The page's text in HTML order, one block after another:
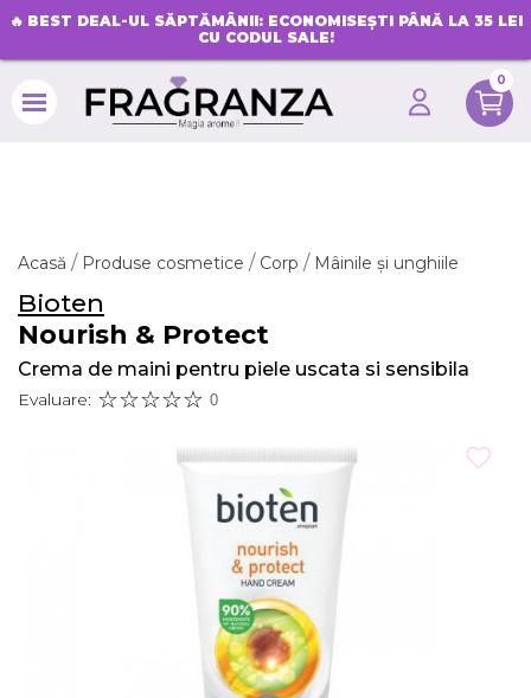
🔥 BEST DEAL-UL SĂPTĂMÂNII: ECONOMISEȘTI PÂNĂ LA 35 LEI
CU CODUL SALE!
0
Acasă Produse cosmetice Corp Mâinile și unghiile
Bioten
Nourish & Protect
Crema de maini pentru piele uscata si sensibila
Evaluare: 0